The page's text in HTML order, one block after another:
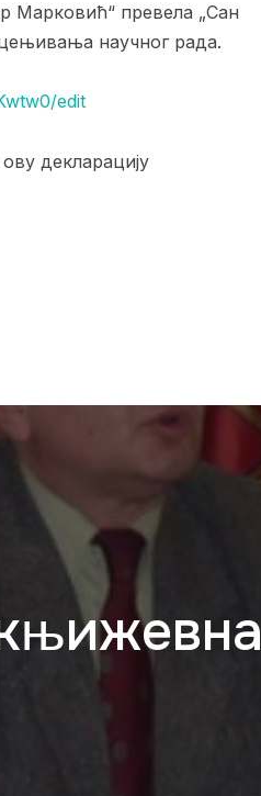
Марковић“ превела „Сан
научног рада.
edit
декларацију